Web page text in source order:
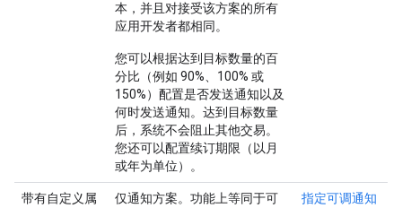
本，并且对接受该方案的所有
应用开发者都相同。
您可以根据达到目标数量的百
分比（例如 90%、100% 或
150%）配置是否发送通知以及
何时发送通知。达到目标数量
后，系统不会阻止其他交易。
您还可以配置续订期限（以月
或年为单位）。
带有自定义属
仅通知方案。功能上等同于可
指定可调通知